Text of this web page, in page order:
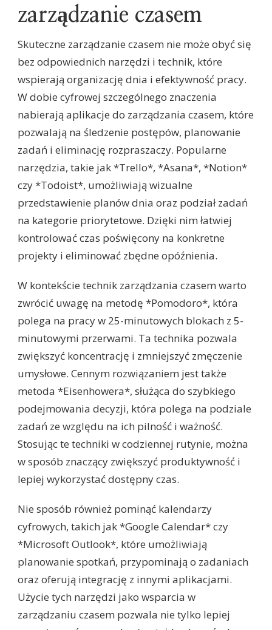
zarządzanie czasem
Skuteczne zarządzanie czasem nie może obyć się
bez odpowiednich narzędzi i technik, które
wspierają organizację dnia i efektywność pracy.
W dobie cyfrowej szczególnego znaczenia
nabierają aplikacje do zarządzania czasem, które
pozwalają na śledzenie postępów, planowanie
zadań i eliminację rozpraszaczy. Popularne
narzędzia, takie jak *Trello*, *Asana*, *Notion*
czy *Todoist*, umożliwiają wizualne
przedstawienie planów dnia oraz podział zadań
na kategorie priorytetowe. Dzięki nim łatwiej
kontrolować czas poświęcony na konkretne
projekty i eliminować zbędne opóźnienia.
W kontekście technik zarządzania czasem warto
zwrócić uwagę na metodę *Pomodoro*, która
polega na pracy w 25-minutowych blokach z 5-
minutowymi przerwami. Ta technika pozwala
zwiększyć koncentrację i zmniejszyć zmęczenie
umysłowe. Cennym rozwiązaniem jest także
metoda *Eisenhowera*, służąca do szybkiego
podejmowania decyzji, która polega na podziale
zadań ze względu na ich pilność i ważność.
Stosując te techniki w codziennej rutynie, można
w sposób znaczący zwiększyć produktywność i
lepiej wykorzystać dostępny czas.
Nie sposób również pominąć kalendarzy
cyfrowych, takich jak *Google Calendar* czy
*Microsoft Outlook*, które umożliwiają
planowanie spotkań, przypominają o zadaniach
oraz oferują integrację z innymi aplikacjami.
Użycie tych narzędzi jako wsparcia w
zarządzaniu czasem pozwala nie tylko lepiej